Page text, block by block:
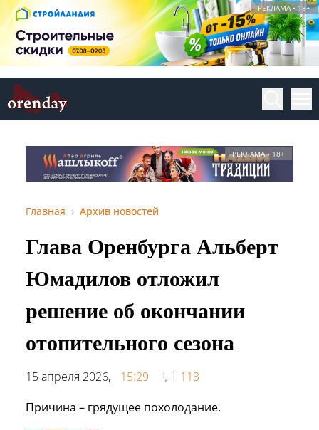
РЕКЛАМА • 18+
РЕКЛАМА • 18+
Главная Архив новостей
Глава Оренбурга Альберт
Юмадилов отложил
решение об окончании
отопительного сезона
15 апреля 2026, 15:29
113
Причина – грядущее похолодание.